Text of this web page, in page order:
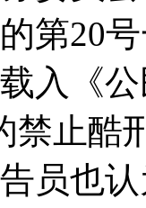
第20
入《
禁止酷
员也